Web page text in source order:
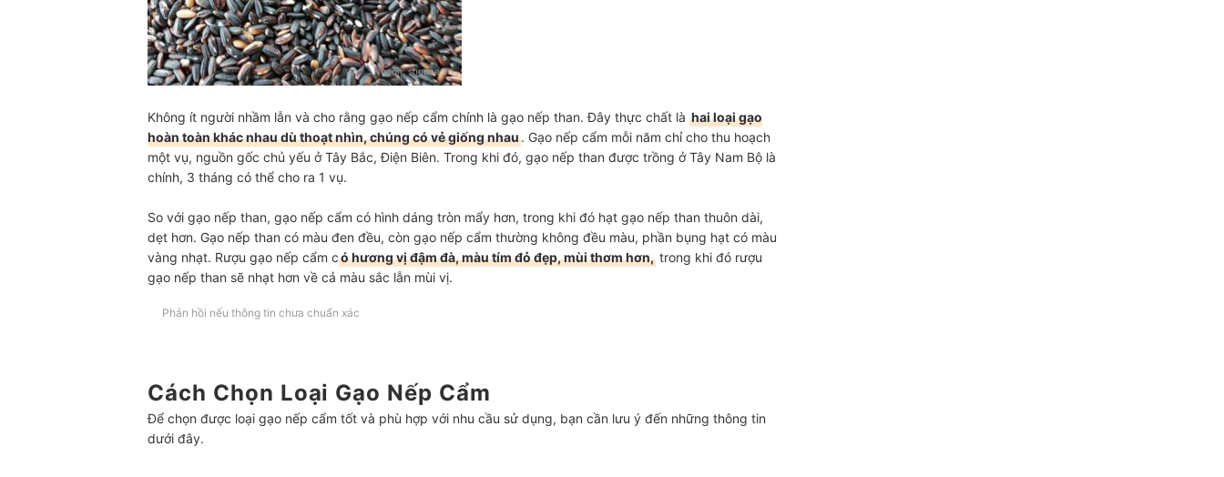
Nguồn:shopee.vn
Không ít người nhầm lẫn và cho rằng gạo nếp cẩm chính là gạo nếp than. Đây thực chất là hai loại gạo
hoàn toàn khác nhau dù thoạt nhìn, chúng có vẻ giống nhau. Gạo nếp cẩm mỗi năm chỉ cho thu hoạch
một vụ, nguồn gốc chủ yếu ở Tây Bắc, Điện Biên. Trong khi đó, gạo nếp than được trồng ở Tây Nam Bộ là
chính, 3 tháng có thể cho ra 1 vụ.
So với gạo nếp than, gạo nếp cẩm có hình dáng tròn mẩy hơn, trong khi đó hạt gạo nếp than thuôn dài,
dẹt hơn. Gạo nếp than có màu đen đều, còn gạo nếp cẩm thường không đều màu, phần bụng hạt có màu
vàng nhạt. Rượu gạo nếp cẩm có hương vị đậm đà, màu tím đỏ đẹp, mùi thơm hơn, trong khi đó rượu
gạo nếp than sẽ nhạt hơn về cả màu sắc lẫn mùi vị.
Phản hồi nếu thông tin chưa chuẩn xác
Cách Chọn Loại Gạo Nếp Cẩm
Để chọn được loại gạo nếp cẩm tốt và phù hợp với nhu cầu sử dụng, bạn cần lưu ý đến những thông tin
dưới đây.